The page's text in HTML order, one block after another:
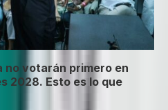
no votarán primero en
2028. Esto es lo que